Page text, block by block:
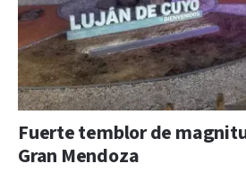
Fuerte temblor de
Gran Mendoza